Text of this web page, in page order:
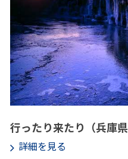
行ったり来たり（兵庫県
詳細を見る